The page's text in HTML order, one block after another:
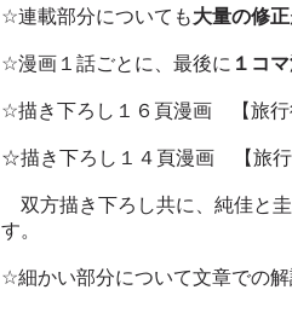
☆連載部分についても大量の修正
☆漫画１話ごとに、最後に １コ
☆描き下ろし１６頁漫画 【旅行
☆描き下ろし１４頁漫画 【旅行
双方描き下ろし共に、純佳と
す。
☆細かい部分について文章での